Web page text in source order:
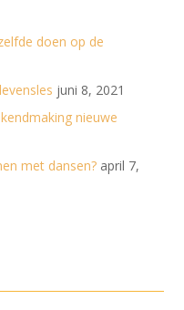
doen op de
juni 8, 2021
nieuwe
met dansen? april 7,